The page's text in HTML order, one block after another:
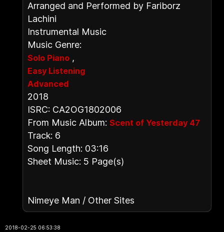
Arranged and Performed by Fariborz
Lachini
Instrumental Music
Music Genre:
Solo Piano ,
Easy Listening
Advanced
2018
ISRC: CA2OG1802006
From Music Album: Scent of Yesterday 47
Track: 6
Song Length: 03:16
Sheet Music: 5 Page(s)
Nimeye Man / Other Sites
2018-02-25 06:53:38